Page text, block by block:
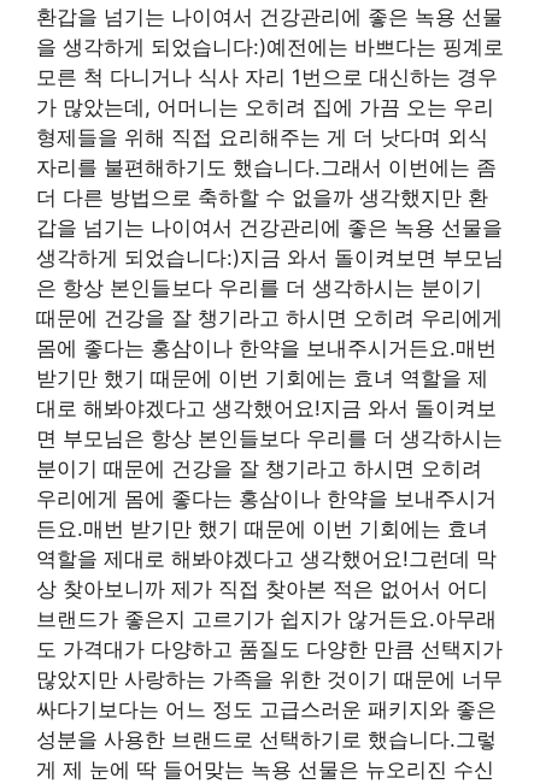
환갑을 넘기는 나이여서 건강관리에 좋은 녹용 선물
을 생각하게 되었습니다:)예전에는 바쁘다는 핑계로
모른 척 다니거나 식사 자리 1번으로 대신하는 경우
가 많았는데, 어머니는 오히려 집에 가끔 오는 우리
형제들을 위해 직접 요리해주는 게 더 낫다며 외식
자리를 불편해하기도 했습니다.그래서 이번에는 좀
더 다른 방법으로 축하할 수 없을까 생각했지만 환
갑을 넘기는 나이여서 건강관리에 좋은 녹용 선물을
생각하게 되었습니다:)지금 와서 돌이켜보면 부모님
은 항상 본인들보다 우리를 더 생각하시는 분이기
때문에 건강을 잘 챙기라고 하시면 오히려 우리에게
몸에 좋다는 홍삼이나 한약을 보내주시거든요.매번
받기만 했기 때문에 이번 기회에는 효녀 역할을 제
대로 해봐야겠다고 생각했어요!지금 와서 돌이켜보
면 부모님은 항상 본인들보다 우리를 더 생각하시는
분이기 때문에 건강을 잘 챙기라고 하시면 오히려
우리에게 몸에 좋다는 홍삼이나 한약을 보내주시거
든요.매번 받기만 했기 때문에 이번 기회에는 효녀
역할을 제대로 해봐야겠다고 생각했어요!그런데 막
상 찾아보니까 제가 직접 찾아본 적은 없어서 어디
브랜드가 좋은지 고르기가 쉽지가 않거든요.아무래
도 가격대가 다양하고 품질도 다양한 만큼 선택지가
많았지만 사랑하는 가족을 위한 것이기 때문에 너무
싸다기보다는 어느 정도 고급스러운 패키지와 좋은
성분을 사용한 브랜드로 선택하기로 했습니다.그렇
게 제 눈에 딱 들어맞는 녹용 선물은 뉴오리진 수신